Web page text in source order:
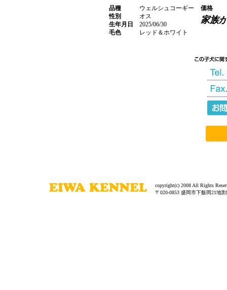
品種 ウェルシュコーギー
価格
性別
オス 家族
生年月日
2025/06/30
毛色
レッド＆ホワイト
copyright(c) 2008 All Rights
〒020-0853 盛岡市下飯岡21地